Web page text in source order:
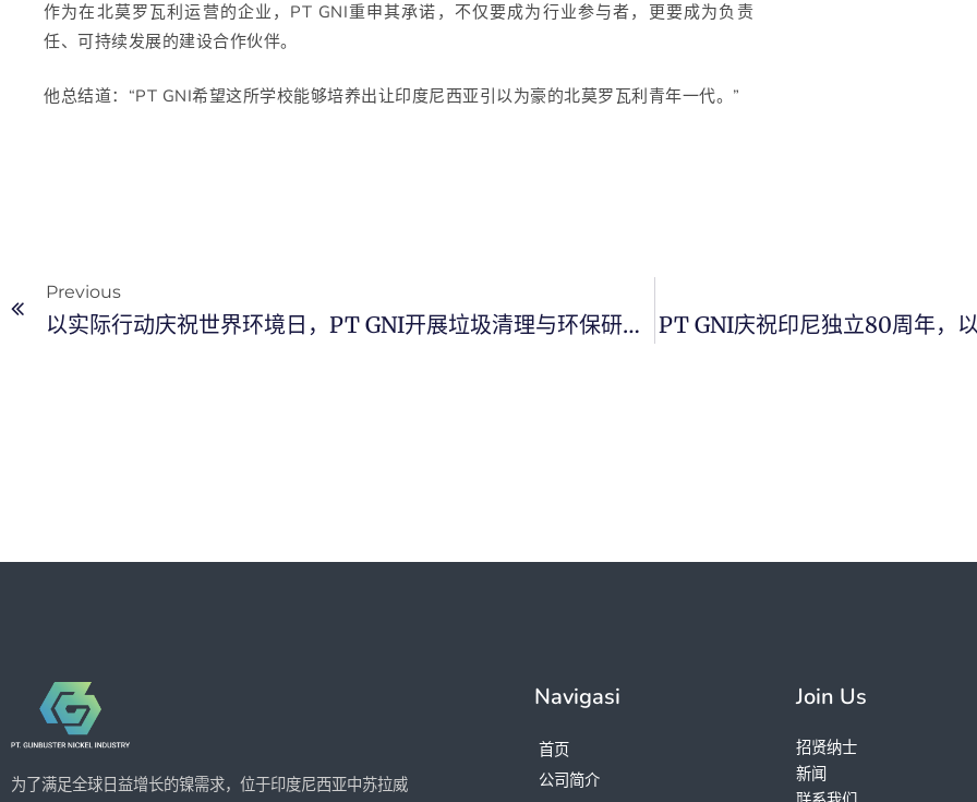
作为在北莫罗瓦利运营的企业，PT GNI重申其承诺，不仅要成为行业参与者，更要成为负责
任、可持续发展的建设合作伙伴。
他总结道：“PT GNI希望这所学校能够培养出让印度尼西亚引以为豪的北莫罗瓦利青年一代。”
Previous
以实际行动庆祝世界环境日，PT GNI开展垃圾清理与环保研讨会活动 PT GNI庆祝印尼独立80周年，
为了满足全球日益增长的镍需求，位于印度尼西亚中苏拉威
Navigasi
首页
公司简介
Join Us
招贤纳士
新闻